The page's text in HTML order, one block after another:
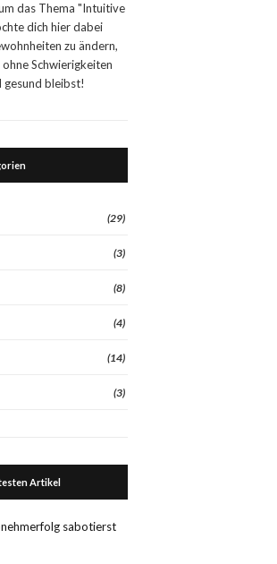
das Thema "Intuitive
dich hier dabei
zu ändern,
Schwierigkeiten
bleibst!
(29)
(3)
(8)
(4)
(14)
(3)
Artikel
sabotierst